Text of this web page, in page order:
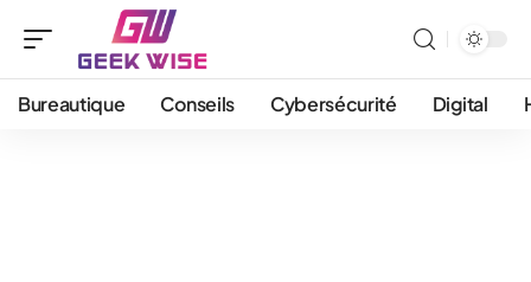
Bureautique Conseils Cybersécurité Digital